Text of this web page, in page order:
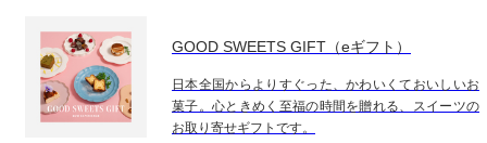
GOOD SWEETS GIFT（eギフト）
日本全国からよりすぐった、かわいくておいしいお
菓子。心ときめく至福の時間を贈れる、スイーツの
お取り寄せギフトです。